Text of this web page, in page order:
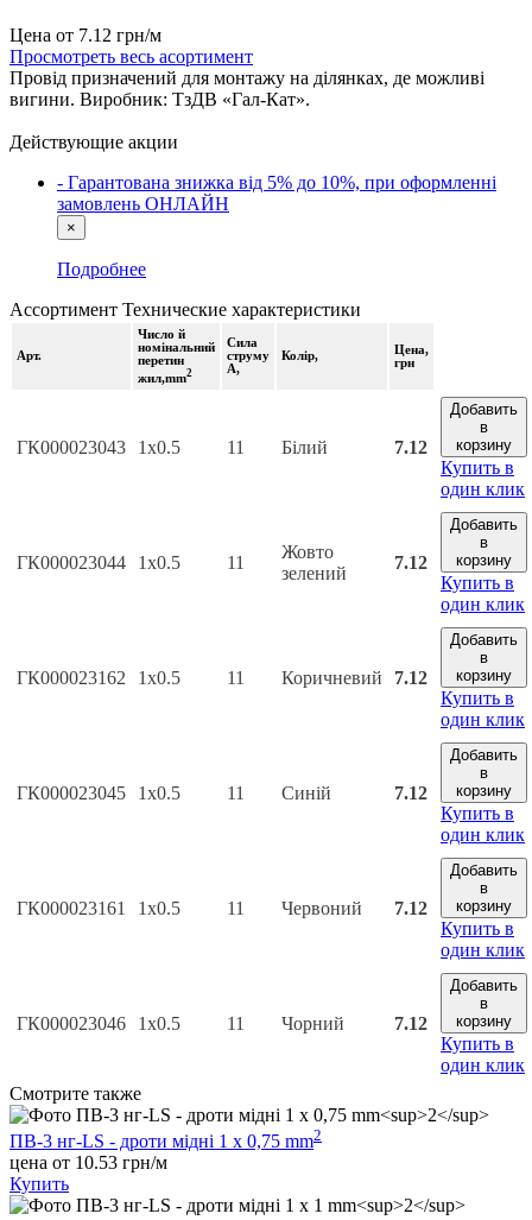
Цена от 7.12 грн/м
Просмотреть весь асортимент
Провід призначений для монтажу на ділянках, де можливі
вигини. Виробник: ТзДВ «Гал-Кат».
Действующие акции
- Гарантована знижка від 5% до 10%, при оформленні
замовлень ОНЛАЙН
×
Подробнее
Ассортимент Технические характеристики
Арт.
Число й
номінальний
перетин
жил,mm2
Сила
струму
А,
Колір, Цена,
грн
ГК000023043 1х0.5 11 Білий 7.12
Добавить
в
корзину
Купить в
один клик
ГК000023044 1х0.5 11
Жовто
зелений
7.12
Добавить
в
корзину
Купить в
один клик
ГК000023162 1х0.5 11 Коричневий 7.12
Добавить
в
корзину
Купить в
один клик
ГК000023045 1х0.5 11 Синій 7.12
Добавить
в
корзину
Купить в
один клик
ГК000023161 1х0.5 11 Червоний 7.12
Добавить
в
корзину
Купить в
один клик
ГК000023046 1х0.5 11 Чорний 7.12
Добавить
в
корзину
Купить в
один клик
Cмотрите также
ПВ-3 нг-LS - дроти мідні 1 х 0,75 mm2
цена от 10.53 грн/м
Купить